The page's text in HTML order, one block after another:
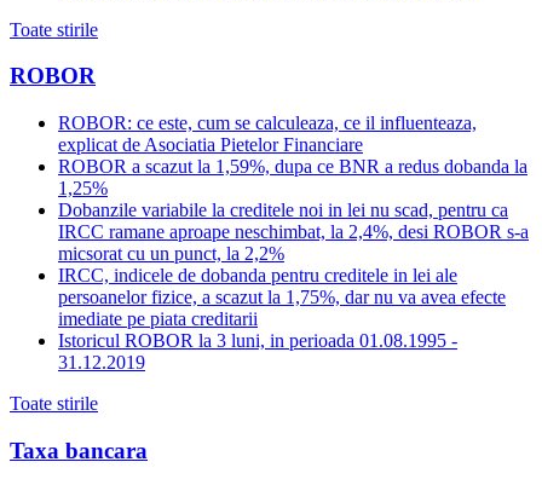
Toate stirile
ROBOR
ROBOR: ce este, cum se calculeaza, ce il influenteaza,
explicat de Asociatia Pietelor Financiare
ROBOR a scazut la 1,59%, dupa ce BNR a redus dobanda la
1,25%
Dobanzile variabile la creditele noi in lei nu scad, pentru ca
IRCC ramane aproape neschimbat, la 2,4%, desi ROBOR s-a
micsorat cu un punct, la 2,2%
IRCC, indicele de dobanda pentru creditele in lei ale
persoanelor fizice, a scazut la 1,75%, dar nu va avea efecte
imediate pe piata creditarii
Istoricul ROBOR la 3 luni, in perioada 01.08.1995 -
31.12.2019
Toate stirile
Taxa bancara